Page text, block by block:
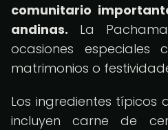
comunitario
andinas. La
ocasiones especiales
matrimonios o
Los ingredientes típicos
incluyen carne de